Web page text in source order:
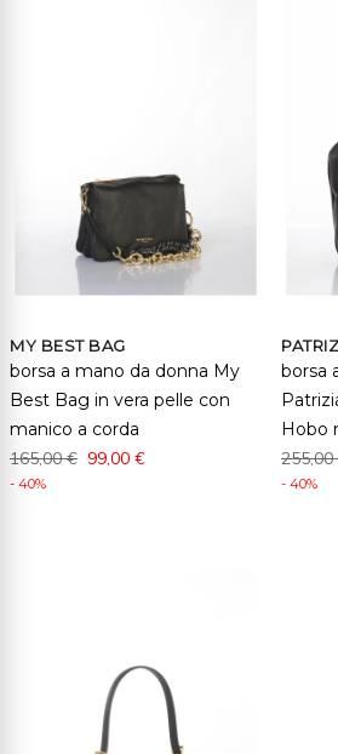
MY BEST BAG
borsa a mano da donna My
Best Bag in vera pelle con
manico a corda
165,00 € 99,00 €
- 40%
borsa
Hobo
255,00
- 40%